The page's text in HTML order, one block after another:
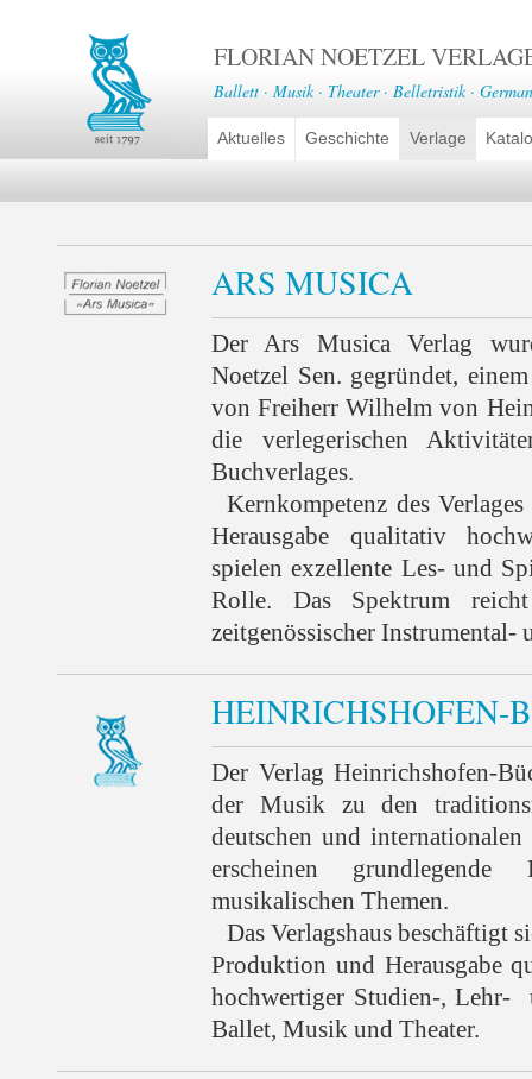
FLORIAN NOETZEL
Ballett · Musik · Theater · Belletristik ·
Aktuelles Geschichte Verlage
ARS MUSICA
Der Ars Musica Verlag
Noetzel Sen. gegründet,
von Freiherr Wilhelm von
die verlegerischen
Buchverlages.
Kernkompetenz des
Herausgabe qualitativ
spielen exzellente Les- und
Rolle. Das Spektrum
zeitgenössischer Instrumental-
HEINRICHSHOFEN-
Der Verlag Heinrichshofen-
der Musik zu den
deutschen und
erscheinen
musikalischen Themen.
Das Verlagshaus beschäftigt
Produktion und Herausgabe
hochwertiger Studien-, Lehr-
Ballet, Musik und Theater.